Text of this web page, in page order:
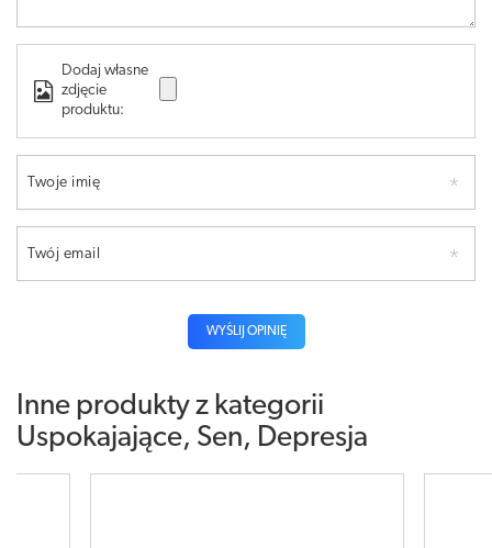
Dodaj własne
zdjęcie
produktu:
Twoje imię
Twój email
WYŚLIJ OPINIĘ
Inne produkty z kategorii
Uspokajające, Sen, Depresja